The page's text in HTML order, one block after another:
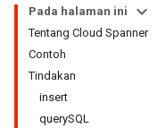
Pada halaman ini
Tentang Cloud Spanner
Contoh
Tindakan
insert
querySQL